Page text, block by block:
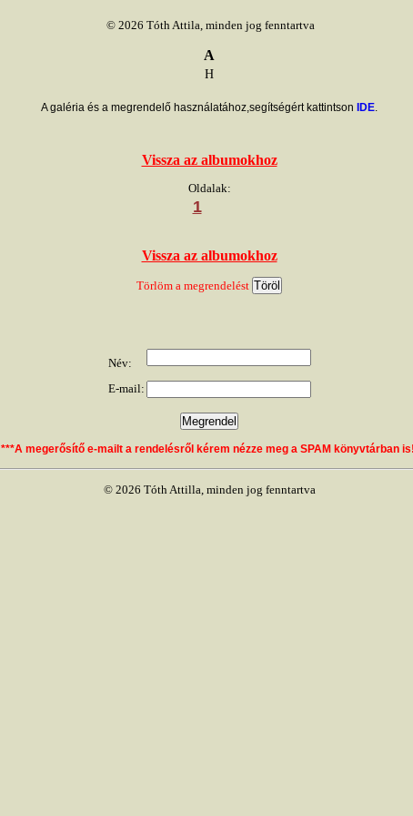
© 2026 Tóth Attila, minden jog fenntartva
A
H
A galéria és a megrendelő használatához,segítségért kattintson IDE.
Vissza az albumokhoz
Oldalak:
1
Vissza az albumokhoz
Törlöm a megrendelést
Név:
E-mail:
***A megerősítő e-mailt a rendelésről kérem nézze meg a SPAM könyvtárban
© 2026 Tóth Attilla, minden jog fenntartva